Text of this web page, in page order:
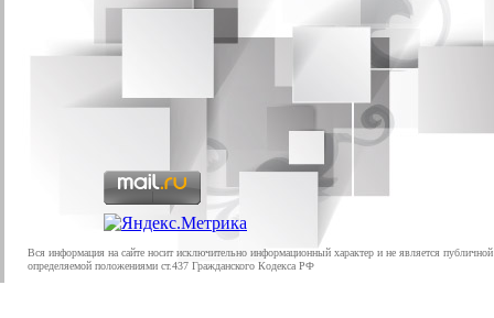
Вся информация на сайте носит исключительно информационный характер и не является
определяемой положениями ст.437 Гражданского Кодекса РФ